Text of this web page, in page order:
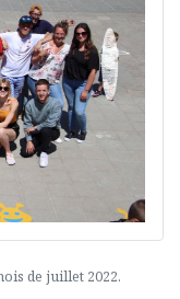
de juillet 2022.